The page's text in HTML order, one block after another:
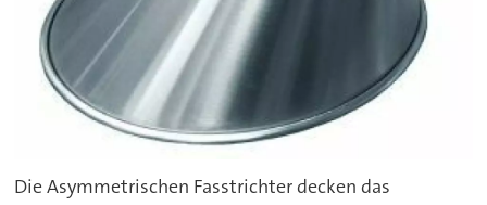
Die Asymmetrischen Fasstrichter decken das